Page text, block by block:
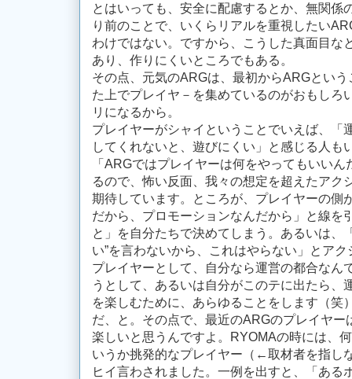
とはいっても、安全に配慮するとか、無関係
り前のことで、いくらリアルを重視したい
わけではない。ですから、こうした真面目な
あり、作りにくいところでもある。
その点、元気のARGは、最初からARGとい
た上でプレイヤ－を集めているのがおもしろ
リになるから。
プレイヤーがシャイということでいえば、「
してくれないと、遊びにくい」と感じる人も
「ARGではプレイヤーは何をやってもいい
るので、怖い反面、我々の想定を超えたアク
期待しています。ところが、プレイヤーの側
だから、プロモーションなんだから」と線を
と」を自分たちで決めてしまう。あるいは、
い”を言わないから、これはやらない」とア
プレイヤーとして、自分なら運営の都合なん
うとして、あるいは自分がこのテに出たら、
を楽しむために、あらゆることをします（笑
だ、と。その点で、最近のARGのプレイヤー
楽しいと思うんですよ。RYOMAの時には、
いうか挑発的なプレイヤー（←取材者を指し
ヒイ言わされました。一例を出すと、「ある